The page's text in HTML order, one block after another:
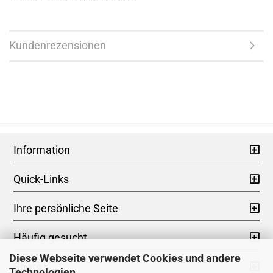
Diese Webseite verwendet Cookies und andere
Kundenrezensionen
Information
Quick-Links
Ihre persönliche Seite
Häufig gesucht
Share